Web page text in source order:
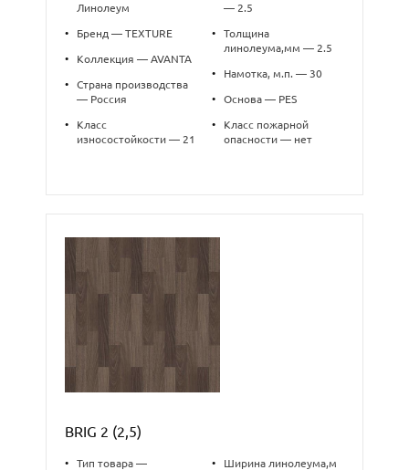
Линолеум
• Бренд — TEXTURE
• Коллекция — AVANTA
•
Страна производства
— Россия
•
Класс
износостойкости — 21
— 2.5
•
Толщина
линолеума,мм — 2.5
• Намотка, м.п. — 30
• Основа — PES
•
Класс пожарной
опасности — нет
BRIG 2 (2,5)
•
Тип товара —
•
Ширина линолеума,м